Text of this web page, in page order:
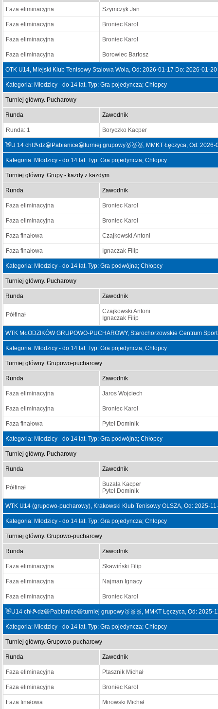
Faza eliminacyjna Szymczyk Jan
Faza eliminacyjna Broniec Karol
Faza eliminacyjna Broniec Karol
Faza eliminacyjna Borowiec Bartosz
OTK U14, Miejski Klub Tenisowy Stalowa Wola, Od: 2026-01-17 Do: 2026-01-20
Kategoria: Młodzicy - do 14 lat. Typ: Gra pojedyncza; Chłopcy
Turniej główny. Pucharowy
Runda Zawodnik
Runda: 1 Boryczko Kacper
👋U 14 chł🎾dz😀Pabianice😀turniej grupowy🥇🥈🥉, MMKT Łęczyca, Od:
Kategoria: Młodzicy - do 14 lat. Typ: Gra pojedyncza; Chłopcy
Turniej główny. Grupy - każdy z każdym
Runda Zawodnik
Faza eliminacyjna Broniec Karol
Faza eliminacyjna Broniec Karol
Faza finałowa Czajkowski Antoni
Faza finałowa Ignaczak Filip
Kategoria: Młodzicy - do 14 lat. Typ: Gra podwójna; Chłopcy
Turniej główny. Pucharowy
Runda Zawodnik
Półfinał
Czajkowski Antoni
Ignaczak Filip
WTK MŁODZIKÓW GRUPOWO-PUCHAROWY, Starochorzowskie Centrum
Kategoria: Młodzicy - do 14 lat. Typ: Gra pojedyncza; Chłopcy
Turniej główny. Grupowo-pucharowy
Runda Zawodnik
Faza eliminacyjna Jaros Wojciech
Faza eliminacyjna Broniec Karol
Faza finałowa Pytel Dominik
Kategoria: Młodzicy - do 14 lat. Typ: Gra podwójna; Chłopcy
Turniej główny. Pucharowy
Runda Zawodnik
Półfinał
Buzała Kacper
Pytel Dominik
WTK U14 (grupowo-pucharowy), Krakowski Klub Tenisowy OLSZA, Od: 2025-
Kategoria: Młodzicy - do 14 lat. Typ: Gra pojedyncza; Chłopcy
Turniej główny. Grupowo-pucharowy
Runda Zawodnik
Faza eliminacyjna Skawiński Filip
Faza eliminacyjna Najman Ignacy
Faza eliminacyjna Broniec Karol
👋U14 chł🎾dz😀Pabianice😀turniej grupowy🥇🥈🥉, MMKT Łęczyca, Od: 2025-
Kategoria: Młodzicy - do 14 lat. Typ: Gra pojedyncza; Chłopcy
Turniej główny. Grupowo-pucharowy
Runda Zawodnik
Faza eliminacyjna Ptasznik Michał
Faza eliminacyjna Broniec Karol
Faza finałowa Mirowski Michał